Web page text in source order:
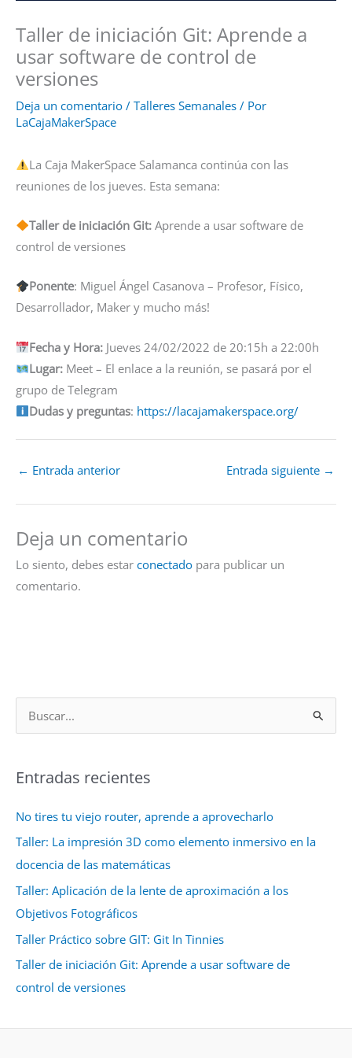
Taller de iniciación Git: Aprende a
usar software de control de
versiones
Deja un comentario / Talleres Semanales / Por
LaCajaMakerSpace
La Caja MakerSpace Salamanca continúa con las
reuniones de los jueves. Esta semana:
Taller de iniciación Git: Aprende a usar software de
control de versiones
Ponente: Miguel Ángel Casanova – Profesor, Físico,
Desarrollador, Maker y mucho más!
Fecha y Hora:Jueves 24/02/2022 de 20:15h a 22:00h
Lugar:Meet – El enlace a la reunión, se pasará por el
grupo de Telegram
Dudas y preguntas: https://lacajamakerspace.org/
← Entrada anterior Entrada siguiente →
Deja un comentario
Lo siento, debes estar conectado para publicar un
comentario.
u
c
r
p
o
r
:
Entradas recientes
No tires tu viejo router, aprende a aprovecharlo
Taller: La impresión 3D como elemento inmersivo en la
docencia de las matemáticas
Taller: Aplicación de la lente de aproximación a los
Objetivos Fotográficos
Taller Práctico sobre GIT: Git In Tinnies
Taller de iniciación Git: Aprende a usar software de
control de versiones